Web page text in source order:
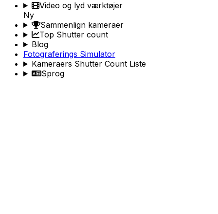
Video og lyd værktøjer
Ny
Sammenlign kameraer
Top Shutter count
Blog
Fotograferings Simulator
Kameraers Shutter Count Liste
Sprog